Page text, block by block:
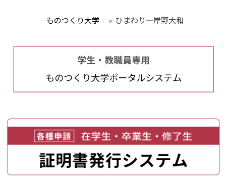
ものつくり大学 » ひまわり—岸野大和